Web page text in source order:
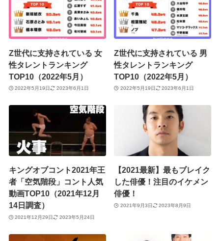
Z世代に支持されている 女
性タレントランキング
TOP10（2022年5月）
2022年5月19日 2023年6月1日
Z世代に支持されている 男
性タレントランキング
TOP10（2022年5月）
2022年5月19日 2023年6月1日
キングオブコント2021年王
者「空気階段」コント人気
動画TOP10（2021年12月
14日調査）
2021年12月29日 2023年5月24日
【2021最新】最もブレイク
した俳優！注目のイケメン
俳優！
2021年9月3日 2023年8月9日